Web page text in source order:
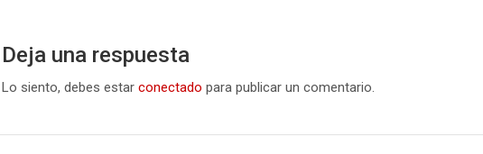
Deja una respuesta
Lo siento, debes estarconectado para publicar un comentario.